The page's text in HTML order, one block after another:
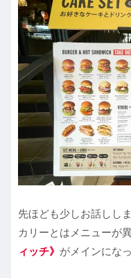
先ほども少しお話しし
カリーとはメニューが
ィッチ》 がメインにな